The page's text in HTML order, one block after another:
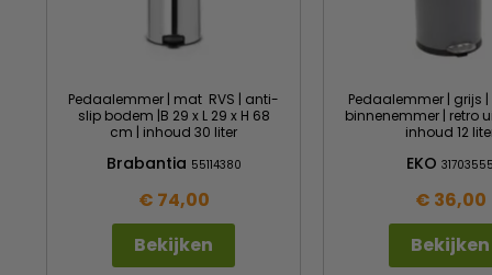
Pedaalemmer | mat RVS | anti-
slip bodem |B 29 x L 29 x H 68
cm | inhoud 30 liter
Brabantia 55114380
€ 74,00
Bekijken
Pedaalemmer | grijs
binnenemmer | retro
inhoud 12
EKO 31703555
€ 36,00
Bekijken